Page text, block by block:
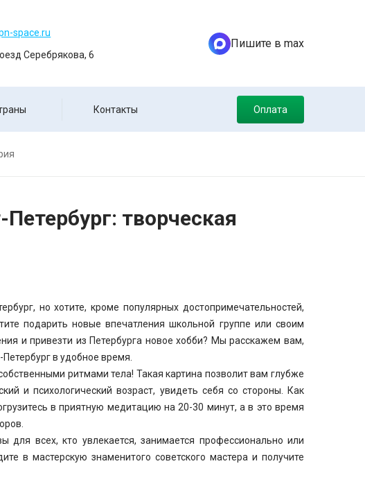
space.ru
Серебрякова, 6
Пишите в max
Контакты Оплата
творческая
но хотите, кроме популярных достопримечательностей,
подарить новые впечатления школьной группе или своим
и привезти из Петербурга новое хобби? Мы расскажем вам,
в удобное время.
ритмами тела! Такая картина позволит вам глубже
и психологический возраст, увидеть себя со стороны. Как
в приятную медитацию на 20-30 минут, а в это время
для всех, кто увлекается, занимается профессионально или
в мастерскую знаменитого советского мастера и получите